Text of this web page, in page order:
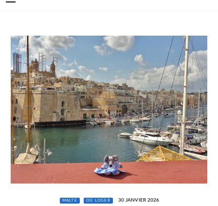
MALTE OÙ LOGER 30 JANVIER 2026